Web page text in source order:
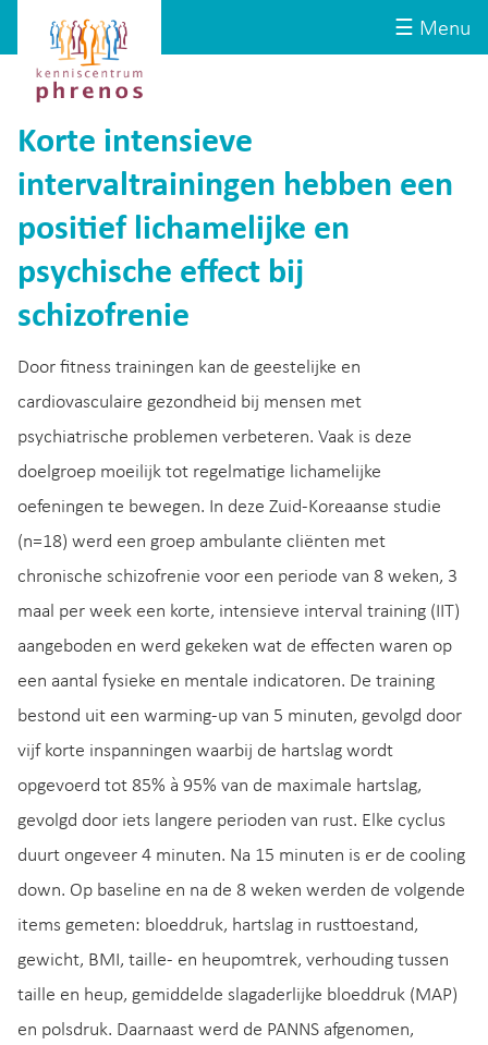
☰ Menu
Kenniscentrum
Phrenos
website
Korte intensieve
intervaltrainingen hebben een
positief lichamelijke en
psychische effect bij
schizofrenie
Door fitness trainingen kan de geestelijke en
cardiovasculaire gezondheid bij mensen met
psychiatrische problemen verbeteren. Vaak is deze
doelgroep moeilijk tot regelmatige lichamelijke
oefeningen te bewegen. In deze Zuid-Koreaanse studie
(n=18) werd een groep ambulante cliënten met
chronische schizofrenie voor een periode van 8 weken, 3
maal per week een korte, intensieve interval training (IIT)
aangeboden en werd gekeken wat de effecten waren op
een aantal fysieke en mentale indicatoren. De training
bestond uit een warming-up van 5 minuten, gevolgd door
vijf korte inspanningen waarbij de hartslag wordt
opgevoerd tot 85% à 95% van de maximale hartslag,
gevolgd door iets langere perioden van rust. Elke cyclus
duurt ongeveer 4 minuten. Na 15 minuten is er de cooling
down. Op baseline en na de 8 weken werden de volgende
items gemeten: bloeddruk, hartslag in rusttoestand,
gewicht, BMI, taille- en heupomtrek, verhouding tussen
taille en heup, gemiddelde slagaderlijke bloeddruk (MAP)
en polsdruk. Daarnaast werd de PANNS afgenomen,